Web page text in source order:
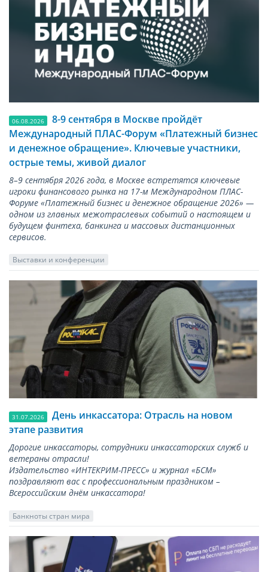
06.08.2026
8-9 сентября в Москве пройдёт
Международный ПЛАС-Форум «Платежный бизнес
и денежное обращение». Ключевые участники,
острые темы, живой диалог
8–9 сентября 2026 года, в Москве встретятся ключевые
игроки финансового рынка на 17-м Международном ПЛАС-
Форуме «Платежный бизнес и денежное обращение 2026» —
одном из главных межотраслевых событий о настоящем и
будущем финтеха, банкинга и массовых дистанционных
сервисов.
Выставки и конференции
31.07.2026
День инкассатора: Отрасль на новом
этапе развития
Дорогие инкассаторы, сотрудники инкассаторских служб и
ветераны отрасли!
Издательство «ИНТЕКРИМ-ПРЕСС» и журнал «БСМ»
поздравляют вас с профессиональным праздником –
Всероссийским днём инкассатора!
Банкноты стран мира